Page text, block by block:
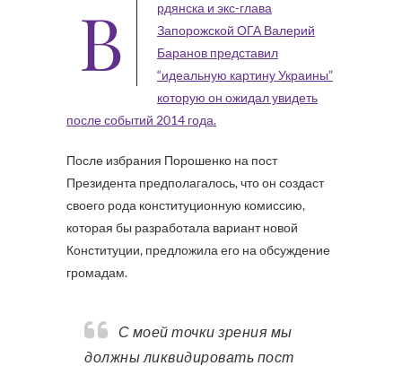
В
рдянска и экс-глава
Запорожской ОГА Валерий
Баранов представил
“идеальную картину Украины”
которую он ожидал увидеть
после событий 2014 года.
После избрания Порошенко на пост
Президента предполагалось, что он создаст
своего рода конституционную комиссию,
которая бы разработала вариант новой
Конституции, предложила его на обсуждение
громадам.
С моей точки зрения мы
должны ликвидировать пост